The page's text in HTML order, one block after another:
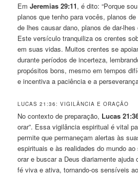
EmJeremias 29:11, é dito: “Porque
planos que tenho para vocês, planos
de lhes causar dano, planos de dar-lhes
Este versículo tranquiliza os crentes
em suas vidas. Muitos crentes se
durante períodos de incerteza,
propósitos bons, mesmo em tempos
e incentiva a paciência e a
LUCAS 21:36: VIGILÂNCIA E ORAÇÃO
No contexto de preparação, Lucas
orar”. Essa vigilância espiritual é vital
permite que permaneçam alertas às
espirituais e às realidades do mundo
orar e buscar a Deus diariamente
fé viva e ativa, tornando-os sensíveis